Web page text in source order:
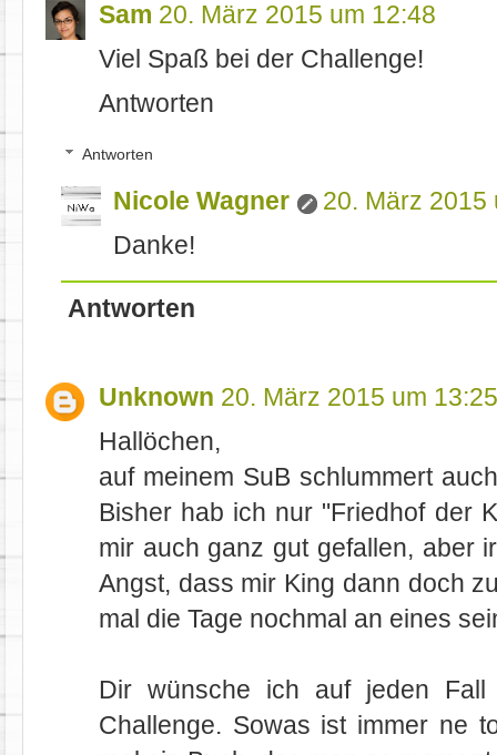
Sam 20. März 2015 um 12:48
Viel Spaß bei der Challenge!
Antworten
Antworten
Nicole Wagner
20. März 2015
Danke!
Antworten
Unknown 20. März 2015 um 13:25
Hallöchen,
auf meinem SuB schlummert
Bisher hab ich nur "Friedhof der
mir auch ganz gut gefallen, aber
Angst, dass mir King dann doch
mal die Tage nochmal an eines
Dir wünsche ich auf jeden
Challenge. Sowas ist immer ne